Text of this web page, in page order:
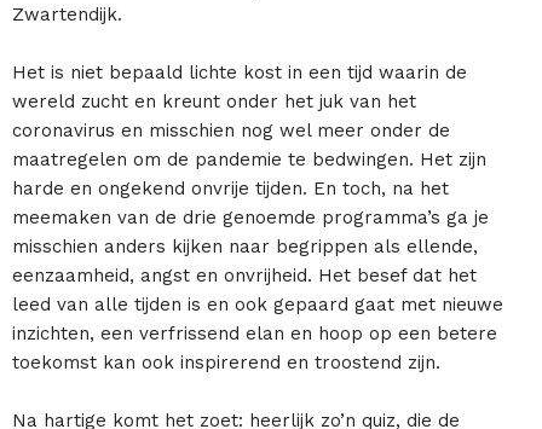
Zwartendijk.
Het is niet bepaald lichte kost in een tijd waarin de
wereld zucht en kreunt onder het juk van het
coronavirus en misschien nog wel meer onder de
maatregelen om de pandemie te bedwingen. Het zijn
harde en ongekend onvrije tijden. En toch, na het
meemaken van de drie genoemde programma’s ga je
misschien anders kijken naar begrippen als ellende,
eenzaamheid, angst en onvrijheid. Het besef dat het
leed van alle tijden is en ook gepaard gaat met nieuwe
inzichten, een verfrissend elan en hoop op een betere
toekomst kan ook inspirerend en troostend zijn.
Na hartige komt het zoet: heerlijk zo’n quiz, die de